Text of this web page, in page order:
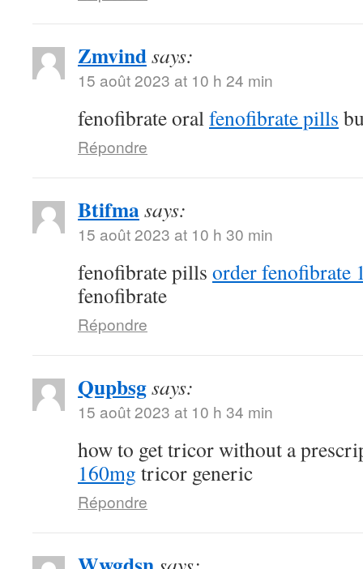
Zmvindsays:
15 août 2023 at 10 h 24 min
fenofibrate oralfenofibrate pills
Répondre
Btifmasays:
15 août 2023 at 10 h 30 min
fenofibrate pills order fenofibrate
fenofibrate
Répondre
Qupbsgsays:
15 août 2023 at 10 h 34 min
how to get tricor without a
160mg tricor generic
Répondre